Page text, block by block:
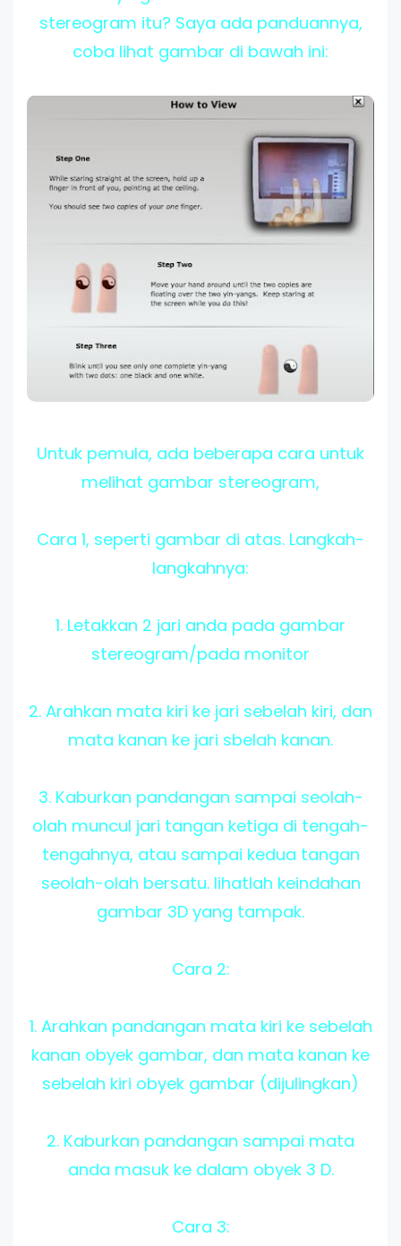
stereogram itu? Saya ada panduannya,
coba lihat gambar di bawah ini:
Untuk pemula, ada beberapa cara untuk
melihat gambar stereogram,
Cara 1, seperti gambar di atas. Langkah-
langkahnya:
1. Letakkan 2 jari anda pada gambar
stereogram/pada monitor
2. Arahkan mata kiri ke jari sebelah kiri, dan
mata kanan ke jari sbelah kanan.
3. Kaburkan pandangan sampai seolah-
olah muncul jari tangan ketiga di tengah-
tengahnya, atau sampai kedua tangan
seolah-olah bersatu. lihatlah keindahan
gambar 3D yang tampak.
Cara 2:
1. Arahkan pandangan mata kiri ke sebelah
kanan obyek gambar, dan mata kanan ke
sebelah kiri obyek gambar (dijulingkan)
2. Kaburkan pandangan sampai mata
anda masuk ke dalam obyek 3 D.
Cara 3: